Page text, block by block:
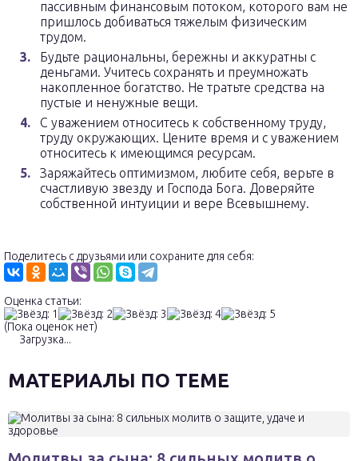
пассивным финансовым потоком, которого вам не
пришлось добиваться тяжелым физическим
трудом.
Будьте рациональны, бережны и аккуратны с
деньгами. Учитесь сохранять и преумножать
накопленное богатство. Не тратьте средства на
пустые и ненужные вещи.
С уважением относитесь к собственному труду,
труду окружающих. Цените время и с уважением
относитесь к имеющимся ресурсам.
Заряжайтесь оптимизмом, любите себя, верьте в
счастливую звезду и Господа Бога. Доверяйте
собственной интуиции и вере Всевышнему.
Поделитесь с друзьями или сохраните для себя:
Оценка статьи:
(Пока оценок нет)
Загрузка...
МАТЕРИАЛЫ ПО ТЕМЕ